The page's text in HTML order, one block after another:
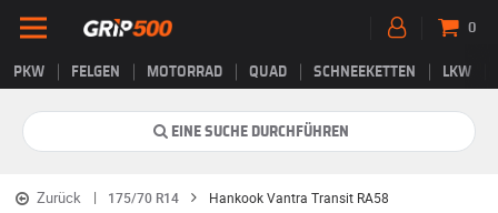
PKW FELGEN MOTORRAD QUAD SCHNEEKETTEN LKW
0
EINE SUCHE DURCHFÜHREN
Zurück 175/70 R14 Hankook Vantra Transit RA58